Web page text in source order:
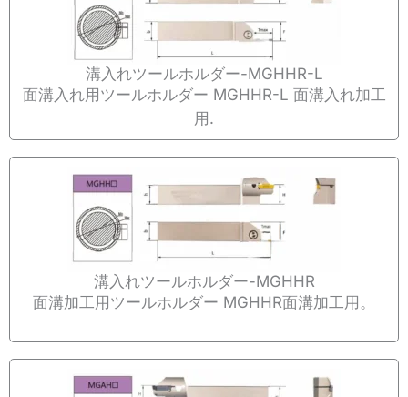
溝入れツールホルダー-MGHHR-L
面溝入れ用ツールホルダー MGHHR-L 面溝入れ加工
用.
溝入れツールホルダー-MGHHR
面溝加工用ツールホルダー MGHHR面溝加工用。